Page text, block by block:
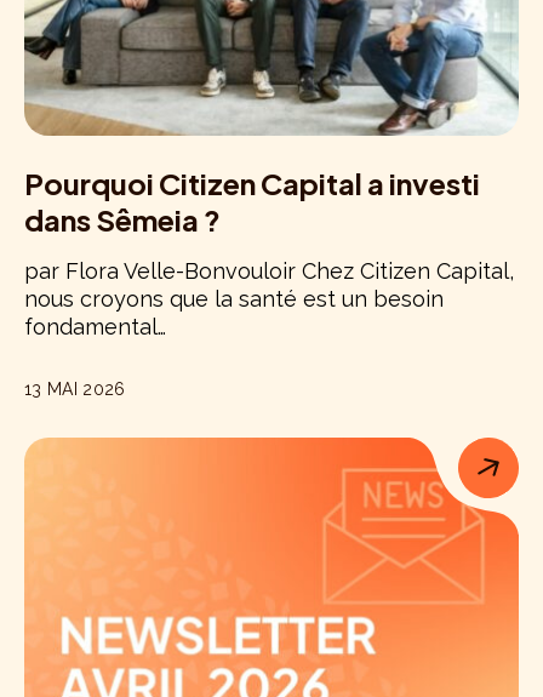
Pourquoi Citizen Capital a investi
dans Sêmeia ?
par Flora Velle-Bonvouloir Chez Citizen Capital,
nous croyons que la santé est un besoin
fondamental…
13 MAI 2026